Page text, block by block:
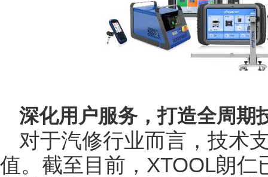
深化用户服务，打造全周期
对于汽修行业而言，技术
值。截至目前，XTOOL朗